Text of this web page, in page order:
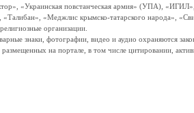
«Украинская повстанческая армия» (УПА),
«Меджлис крымско-татарского народа»,
организации.
знаки, фотографии, видео и аудио охраняются
на портале, в том числе цитировании,